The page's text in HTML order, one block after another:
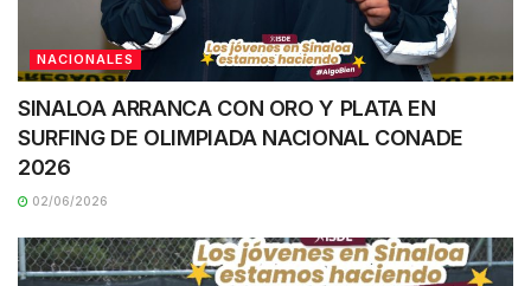
NACIONALES
SINALOA ARRANCA CON ORO Y PLATA EN
SURFING DE OLIMPIADA NACIONAL CONADE
2026
02/06/2026